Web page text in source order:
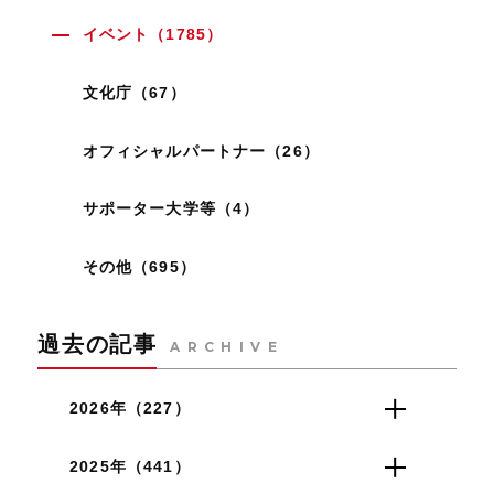
イベント（1785）
文化庁（67）
オフィシャルパートナー（26）
サポーター大学等（4）
その他（695）
過去の記事 ARCHIVE
2026年（227）
2025年（441）